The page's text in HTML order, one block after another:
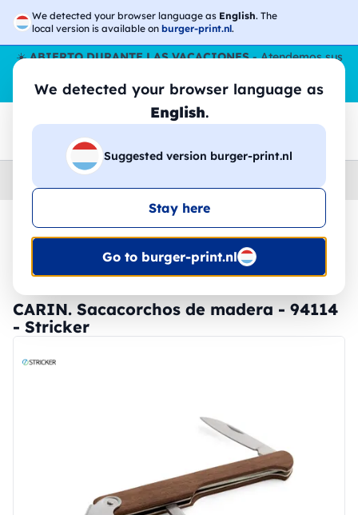
We detected your browser language as English. The
local version is available on burger-print.nl.
We detected your browser language as
English.
Suggested version burger-print.nl
Stay here
Go to burger-print.nl
☀️ABIERTO DURANTE LAS VACACIONES- Atendemos sus
pedidos durante todo el verano, incluso en agosto.
Sin parar
😎🌴
Home accesorios-para-vino-personalizados
🔥 -30% de impresión DTF
CARIN. Sacacorchos de madera - 94114
- Stricker